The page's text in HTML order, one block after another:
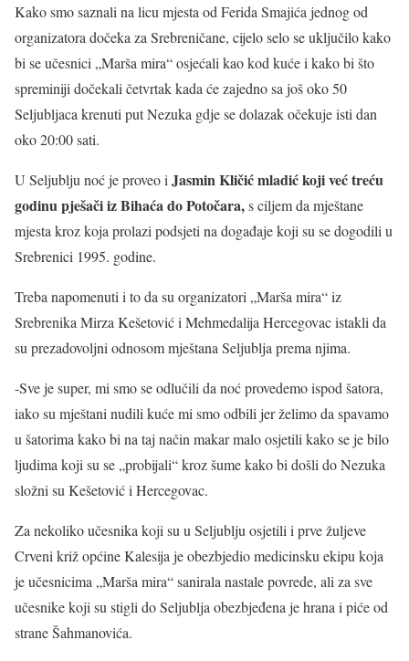
Kako smo saznali na licu mjesta od Ferida Smajića jednog od
organizatora dočeka za Srebreničane, cijelo selo se uključilo kako
bi se učesnici „Marša mira“ osjećali kao kod kuće i kako bi što
spreminiji dočekali četvrtak kada će zajedno sa još oko 50
Seljubljaca krenuti put Nezuka gdje se dolazak očekuje isti dan
oko 20:00 sati.
U Seljublju noć je proveo i Jasmin Kličić mladić koji već treću
godinu pješači iz Bihaća do Potočara,s ciljem da mještane
mjesta kroz koja prolazi podsjeti na događaje koji su se dogodili u
Srebrenici 1995. godine.
Treba napomenuti i to da su organizatori „Marša mira“ iz
Srebrenika Mirza Kešetović i Mehmedalija Hercegovac istakli da
su prezadovoljni odnosom mještana Seljublja prema njima.
-Sve je super, mi smo se odlučili da noć provedemo ispod šatora,
iako su mještani nudili kuće mi smo odbili jer želimo da spavamo
u šatorima kako bi na taj način makar malo osjetili kako se je bilo
ljudima koji su se „probijali“ kroz šume kako bi došli do Nezuka
složni su Kešetović i Hercegovac.
Za nekoliko učesnika koji su u Seljublju osjetili i prve žuljeve
Crveni križ općine Kalesija je obezbjedio medicinsku ekipu koja
je učesnicima „Marša mira“ sanirala nastale povrede, ali za sve
učesnike koji su stigli do Seljublja obezbjeđena je hrana i piće od
strane Šahmanovića.